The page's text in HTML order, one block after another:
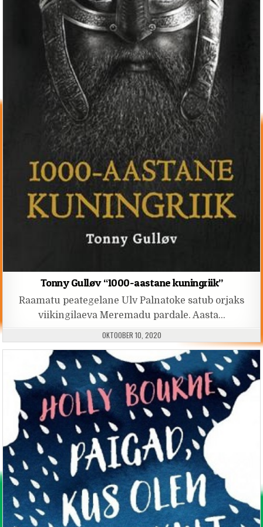
Tonny Gulløv “1000-aastane kuningriik”
Raamatu peategelane Ulv Palnatoke satub orjaks
viikingilaeva Meremadu pardale. Aasta…
PUBLISHED DATE:
OKTOOBER 10, 2020